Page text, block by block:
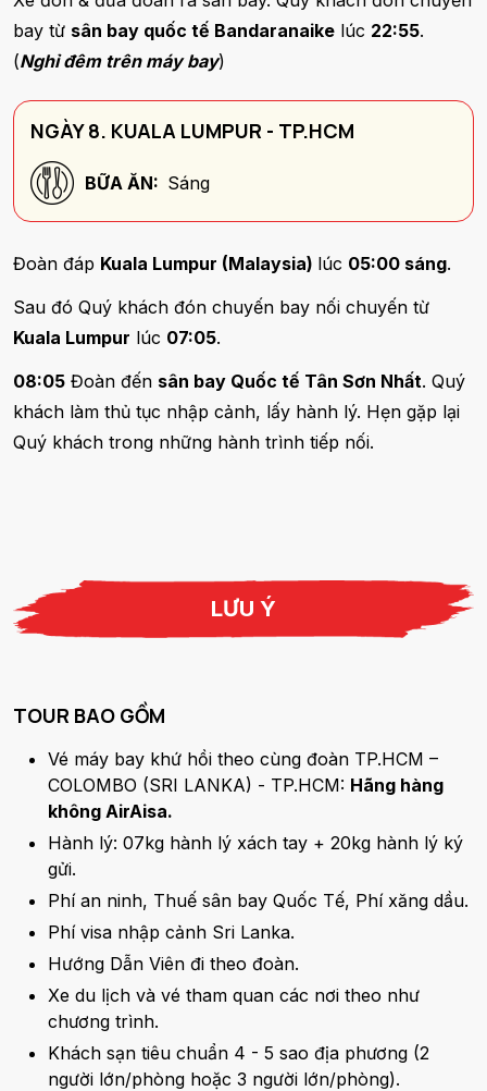
bay từ sân bay quốc tế Bandaranaike lúc 22:55.
(Nghỉ đêm trên máy bay)
NGÀY 8. KUALA LUMPUR - TP.HCM
BỮA ĂN: Sáng
Đoàn đáp Kuala Lumpur (Malaysia) lúc 05:00 sáng.
Sau đó Quý khách đón chuyến bay nối chuyến từ
Kuala Lumpur lúc 07:05.
08:05 Đoàn đến sân bay Quốc tế Tân Sơn Nhất. Quý
khách làm thủ tục nhập cảnh, lấy hành lý. Hẹn gặp lại
Quý khách trong những hành trình tiếp nối.
LƯU Ý
TOUR BAO GỒM
Vé máy bay khứ hồi theo cùng đoàn TP.HCM –
COLOMBO (SRI LANKA) - TP.HCM: Hãng hàng
không AirAisa.
Hành lý: 07kg hành lý xách tay + 20kg hành lý ký
gửi.
Phí an ninh, Thuế sân bay Quốc Tế, Phí xăng dầu.
Phí visa nhập cảnh Sri Lanka.
Hướng Dẫn Viên đi theo đoàn.
Xe du lịch và vé tham quan các nơi theo như
chương trình.
Khách sạn tiêu chuẩn 4 - 5 sao địa phương (2
người lớn/phòng hoặc 3 người lớn/phòng).